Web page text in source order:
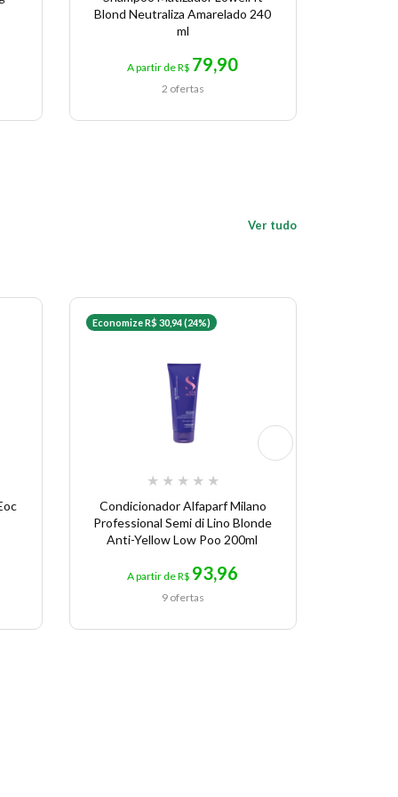
Blond Neutraliza Amarelado 240
ml
A partir de R$ 79,90
2 ofertas
Ver tudo
Economize R$ 30,94 (24%)
★ ★ ★ ★ ★
Condicionador Alfaparf Milano
Professional Semi di Lino Blonde
Anti-Yellow Low Poo 200ml
A partir de R$ 93,96
9 ofertas